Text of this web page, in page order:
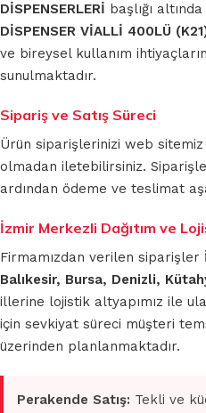
DİSPENSERLERİ başlığı
DİSPENSER VİALLİ 400LÜ
ve bireysel kullanım
sunulmaktadır.
Sipariş ve Satış Süreci
Ürün siparişlerinizi web
olmadan iletebilirsiniz.
ardından ödeme ve teslimat
İzmir Merkezli Dağıtım ve
Firmamızdan verilen siparişler
Balıkesir, Bursa, Denizli,
illerine lojistik altyapımız ile
için sevkiyat süreci müşteri
üzerinden planlanmaktadır.
Perakende Satış: Tekli ve